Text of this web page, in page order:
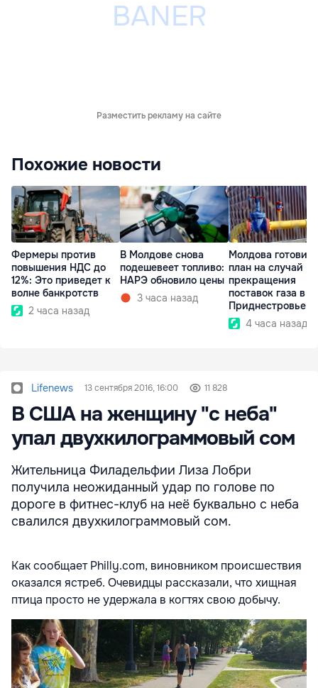
Разместить рекламу на сайте
Похожие новости
Фермеры против
повышения НДС до
12%: Это приведет к
волне банкротств
2 часа назад
В Молдове снова
подешевеет топливо:
НАРЭ обновило цены
3 часа назад
Молдова готовит
план на случай
прекращения
поставок газа в
Приднестровье
4 часа назад
Lifenews 13 сентября 2016, 16:00 11 828
В США на женщину "с неба"
упал двухкилограммовый сом
Жительница Филадельфии Лиза Лобри
получила неожиданный удар по голове по
дороге в фитнес-клуб на неё буквально с неба
свалился двухкилограммовый сом.
Как сообщает Philly.com, виновником происшествия
оказался ястреб. Очевидцы рассказали, что хищная
птица просто не удержала в когтях свою добычу.